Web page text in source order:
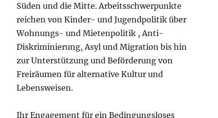
Süden und die Mitte. Arbeitsschwerpunkte
reichen von Kinder- und Jugendpolitik über
Wohnungs- und Mietenpolitik , Anti-
Diskriminierung, Asyl und Migration bis hin
zur Unterstützung und Beförderung von
Freiräumen für alternative Kultur und
Lebensweisen.
Ihr Engagement für ein Bedingungsloses